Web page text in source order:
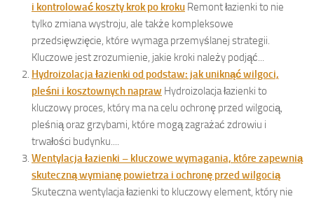
i kontrolować koszty krok po kroku Remont łazienki to nie
tylko zmiana wystroju, ale także kompleksowe
przedsięwzięcie, które wymaga przemyślanej strategii.
Kluczowe jest zrozumienie, jakie kroki należy podjąć...
Hydroizolacja łazienki od podstaw: jak uniknąć wilgoci,
pleśni i kosztownych napraw Hydroizolacja łazienki to
kluczowy proces, który ma na celu ochronę przed wilgocią,
pleśnią oraz grzybami, które mogą zagrażać zdrowiu i
trwałości budynku....
Wentylacja łazienki – kluczowe wymagania, które zapewnią
skuteczną wymianę powietrza i ochronę przed wilgocią
Skuteczna wentylacja łazienki to kluczowy element, który nie